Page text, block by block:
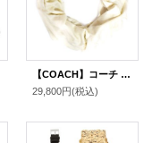
【COACH】コーチ ウール レーヨン シグネチャー ショール ストール チャーク〔日本未発売〕
29,800円(税込)